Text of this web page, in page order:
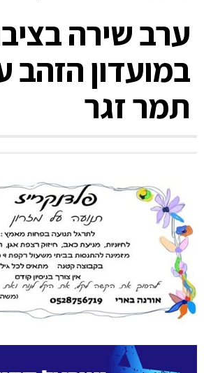
ערב שירה
במועדון הזהב
תמר זגר